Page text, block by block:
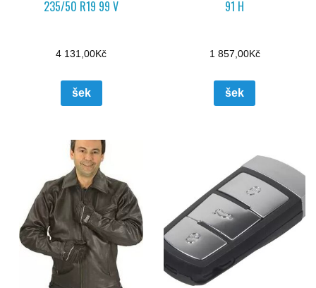
235/50 R19 99 V
4 131,00Kč
šek
91 H
1 857,00Kč
šek